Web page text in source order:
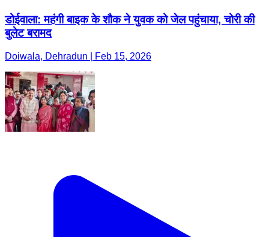
डोईवाला: महंगी बाइक के शौक ने युवक को जेल पहुंचाया, चोरी की
बुलेट बरामद
Doiwala, Dehradun | Feb 15, 2026